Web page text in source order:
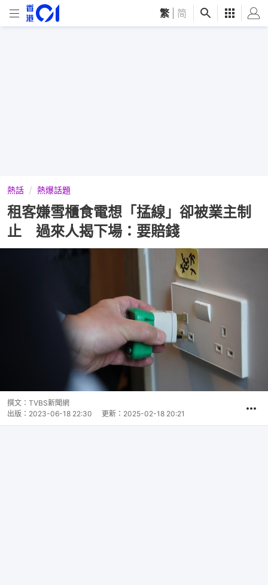
繁 简
熱話 熱爆話題
租客嫌雪櫃食電想「掹線」卻被業主制
止 過來人揭下場：要賠錢
撰文： TVBS新聞網
出版： 2023-06-18 22:30 更新： 2025-02-18 20:21